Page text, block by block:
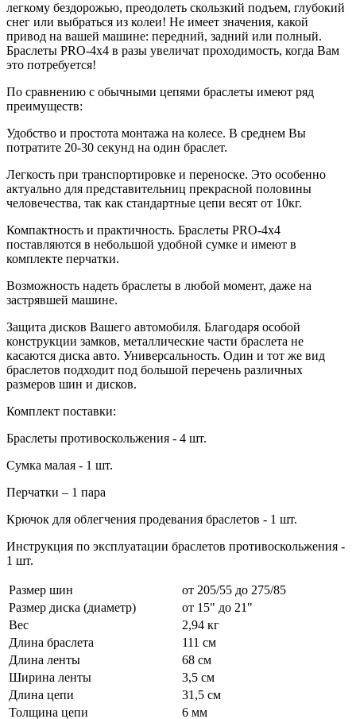
легкому бездорожью, преодолеть скользкий подъем, глубокий
снег или выбраться из колеи! Не имеет значения, какой
привод на вашей машине: передний, задний или полный.
Браслеты PRO-4х4 в разы увеличат проходимость, когда Вам
это потребуется!
По сравнению с обычными цепями браслеты имеют ряд
преимуществ:
Удобство и простота монтажа на колесе. В среднем Вы
потратите 20-30 секунд на один браслет.
Легкость при транспортировке и переноске. Это особенно
актуально для представительниц прекрасной половины
человечества, так как стандартные цепи весят от 10кг.
Компактность и практичность. Браслеты PRO-4х4
поставляются в небольшой удобной сумке и имеют в
комплекте перчатки.
Возможность надеть браслеты в любой момент, даже на
застрявшей машине.
Защита дисков Вашего автомобиля. Благодаря особой
конструкции замков, металлические части браслета не
касаются диска авто. Универсальность. Один и тот же вид
браслетов подходит под большой перечень различных
размеров шин и дисков.
Комплект поставки:
Браслеты противоскольжения - 4 шт.
Сумка малая - 1 шт.
Перчатки – 1 пара
Крючок для облегчения продевания браслетов - 1 шт.
Инструкция по эксплуатации браслетов противоскольжения -
1 шт.
Размер шин
от 205/55 до 275/85
Размер диска (диаметр)
от 15" до 21"
Вес
2,94 кг
Длина браслета
111 см
Длина ленты
68 см
Ширина ленты
3,5 см
Длина цепи
31,5 см
Толщина цепи
6 мм